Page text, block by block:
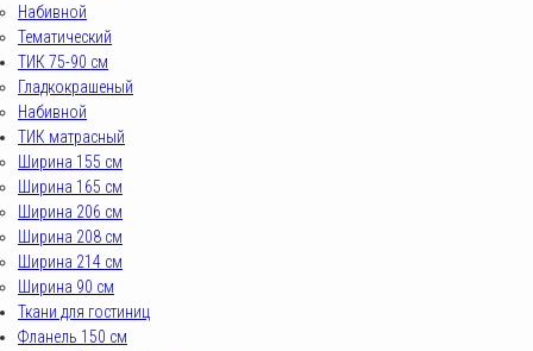
Набивной
Тематический
ТИК 75-90 см
Гладкокрашеный
Набивной
ТИК матрасный
Ширина 155 см
Ширина 165 см
Ширина 206 см
Ширина 208 см
Ширина 214 см
Ширина 90 см
Ткани для гостиниц
Фланель 150 см